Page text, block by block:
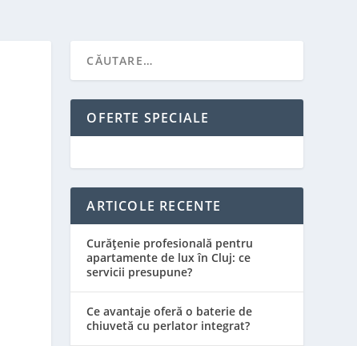
OFERTE SPECIALE
ARTICOLE RECENTE
Curățenie profesională pentru
apartamente de lux în Cluj: ce
servicii presupune?
Ce avantaje oferă o baterie de
chiuvetă cu perlator integrat?